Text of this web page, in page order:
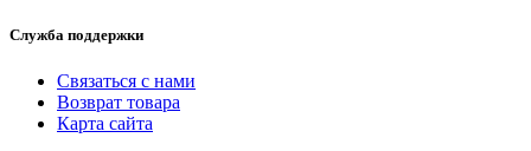
Служба поддержки
Связаться с нами
Возврат товара
Карта сайта